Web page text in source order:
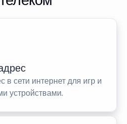
в сети интернет для игр и
устройствами.